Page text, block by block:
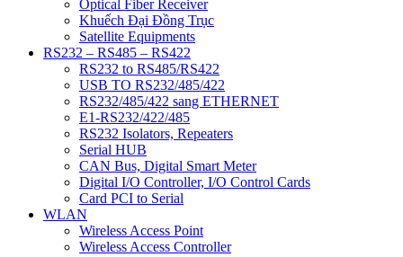
Optical Fiber Receiver
Khuếch Đại Đồng Trục
Satellite Equipments
RS232 – RS485 – RS422
RS232 to RS485/RS422
USB TO RS232/485/422
RS232/485/422 sang ETHERNET
E1-RS232/422/485
RS232 Isolators, Repeaters
Serial HUB
CAN Bus, Digital Smart Meter
Digital I/O Controller, I/O Control Cards
Card PCI to Serial
WLAN
Wireless Access Point
Wireless Access Controller